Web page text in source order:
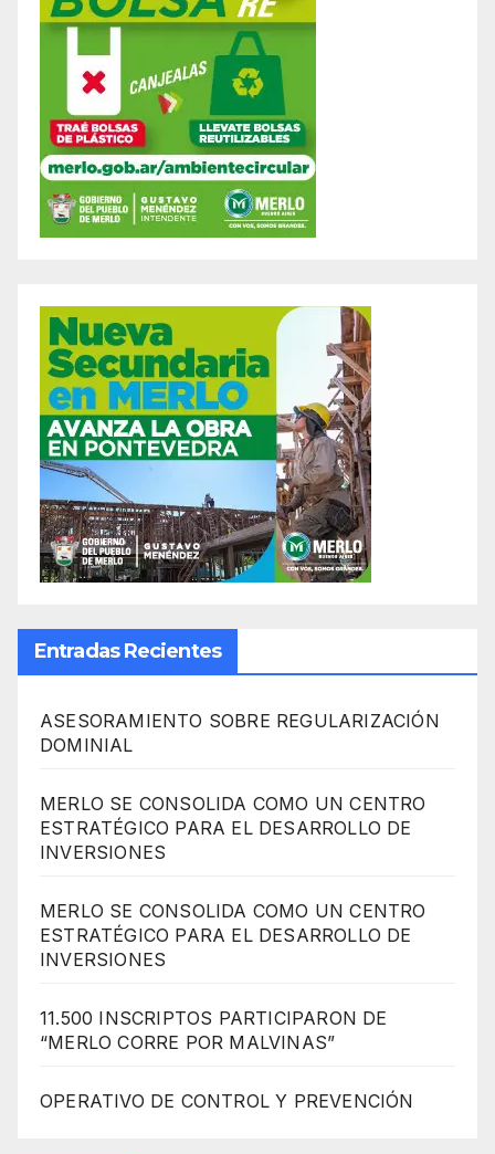
Entradas Recientes
ASESORAMIENTO SOBRE REGULARIZACIÓN
DOMINIAL
MERLO SE CONSOLIDA COMO UN CENTRO
ESTRATÉGICO PARA EL DESARROLLO DE
INVERSIONES
MERLO SE CONSOLIDA COMO UN CENTRO
ESTRATÉGICO PARA EL DESARROLLO DE
INVERSIONES
11.500 INSCRIPTOS PARTICIPARON DE
“MERLO CORRE POR MALVINAS”
OPERATIVO DE CONTROL Y PREVENCIÓN